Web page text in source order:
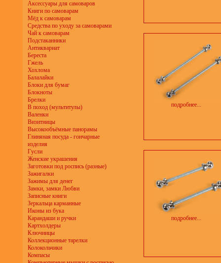
Аксессуары для самоваров
Книги по самоварам
Мёд к самоварам
Средства по уходу за самоварами
Чай к самоварам
Подстаканники
Антиквариат
Береста
Гжель
Хохлома
Балалайки
Блоки для бумаг
Блокноты
Брелки
В поход (мультитулы)
Валенки
Визитницы
Высокообъёмные панорамы
Глиняная посуда - гончарные
изделия
Гусли
Женские украшения
Заготовки под роспись (разные)
Зажигалки
Зажимы для денег
Замки, замки Любви
Записные книги
Зеркальца карманные
Иконы из бука
Карандаши и ручки
Картхолдеры
Ключницы
Коллекционные тарелки
Колокольчики
Компасы
подробнее...
подробнее...